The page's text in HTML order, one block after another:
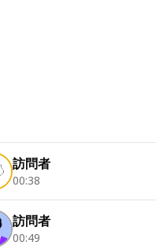
訪問者
00:38
訪問者
00:49